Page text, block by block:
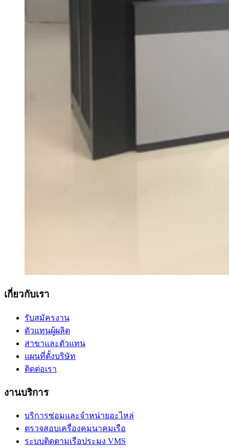
เกี่ยวกับเรา
รับสมัครงาน
ตัวแทนผู้ผลิต
สาขาและตัวแทน
แผนที่ตั้งบริษัท
ติดต่อเรา
งานบริการ
บริการซ่อมและจำหน่ายอะไหล่
ตรวจสอบเครื่องคมนาคมเรือ
ระบบติดตามเรือประมง VMS